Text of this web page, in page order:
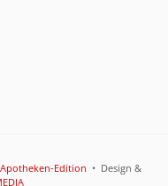
Edition • Design &